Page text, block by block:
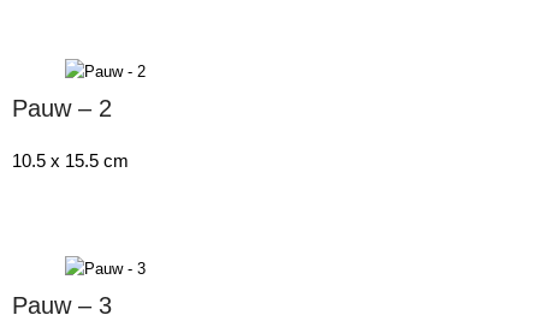
Pauw – 2
10.5 x 15.5 cm
Pauw – 3